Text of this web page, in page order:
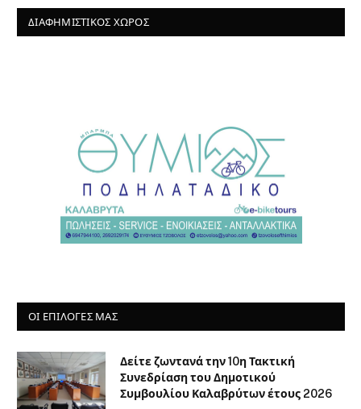
ΔΙΑΦΗΜΙΣΤΙΚΌΣ ΧΏΡΟΣ
ΟΙ ΕΠΙΛΟΓΈΣ ΜΑΣ
Δείτε ζωντανά την 10η Τακτική
Συνεδρίαση του Δημοτικού
Συμβουλίου Καλαβρύτων έτους 2026